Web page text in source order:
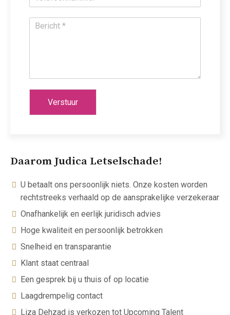
Verstuur
Daarom Judica Letselschade!
U betaalt ons persoonlijk niets. Onze kosten worden
rechtstreeks verhaald op de aansprakelijke verzekeraar
Onafhankelijk en eerlijk juridisch advies
Hoge kwaliteit en persoonlijk betrokken
Snelheid en transparantie
Klant staat centraal
Een gesprek bij u thuis of op locatie
Laagdrempelig contact
Liza Dehzad is verkozen tot Upcoming Talent